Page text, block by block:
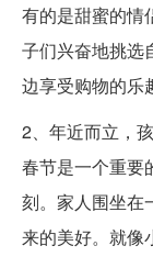
有的是甜蜜的情
子们兴奋地挑选
边享受购物的乐
2、年近而立，
春节是一个重要
刻。家人围坐在
来的美好。就像